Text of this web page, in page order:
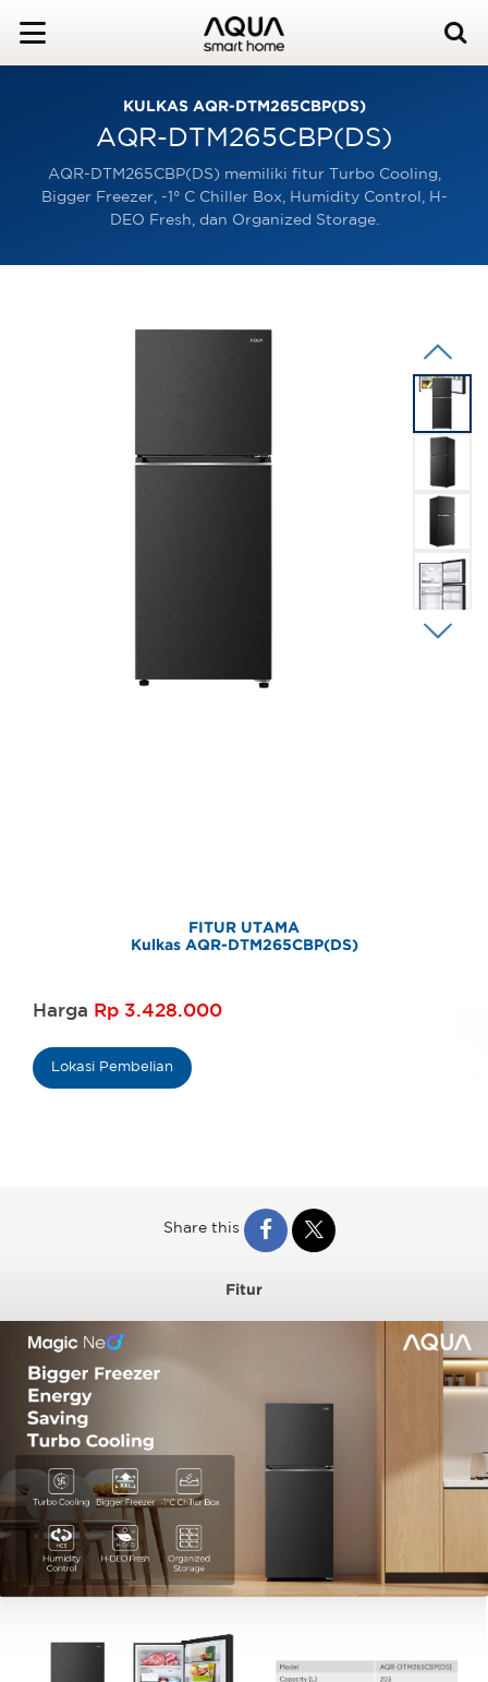
KULKAS AQR-DTM265CBP(DS)
AQR-DTM265CBP(DS)
AQR-DTM265CBP(DS) memiliki fitur Turbo Cooling,
Bigger Freezer, -1° C Chiller Box, Humidity Control, H-
DEO Fresh, dan Organized Storage.
FITUR UTAMA
Kulkas AQR-DTM265CBP(DS)
Harga Rp 3.428.000
Lokasi Pembelian
Fitur
Share this